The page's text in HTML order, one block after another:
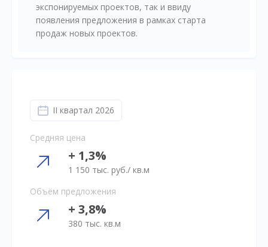
экспонируемых проектов, так и ввиду
появления предложения в рамках старта
продаж новых проектов.
II квартал 2026
Средняя цена
+ 1,3%
1 150 тыс. руб./ кв.м
Объём предложения
+ 3,8%
380 тыс. кв.м